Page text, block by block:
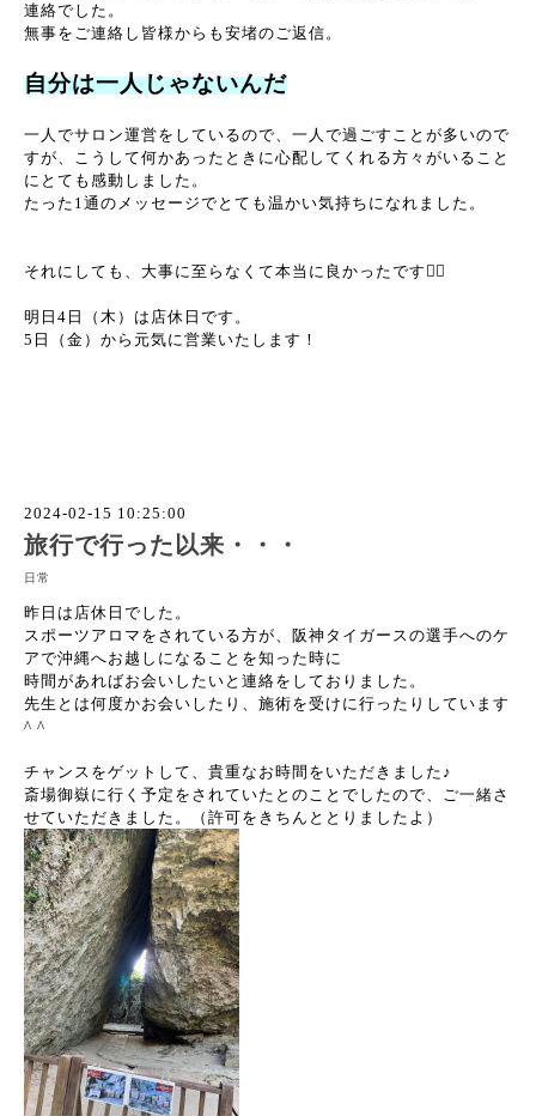
連絡でした。
無事をご連絡し皆様からも安堵のご返信。
自分は一人じゃないんだ
一人でサロン運営をしているので、一人で過ごすことが多いので
すが、こうして何かあったときに心配してくれる方々がいること
にとても感動しました。
たった1通のメッセージでとても温かい気持ちになれました。
それにしても、大事に至らなくて本当に良かったです😮‍💨
明日4日（木）は店休日です。
5日（金）から元気に営業いたします！
2024-02-15 10:25:00
旅行で行った以来・・・
日常
昨日は店休日でした。
スポーツアロマをされている方が、阪神タイガースの選手へのケ
アで沖縄へお越しになることを知った時に
時間があればお会いしたいと連絡をしておりました。
先生とは何度かお会いしたり、施術を受けに行ったりしています
^ ^
チャンスをゲットして、貴重なお時間をいただきました♪
斎場御嶽に行く予定をされていたとのことでしたので、ご一緒さ
せていただきました。（許可をきちんととりましたよ）